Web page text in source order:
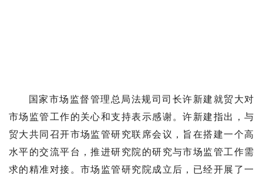
国家市场监督管理总局法规司司长许新建就贸大对
市场监管工作的关心和支持表示感谢。许新建指出，与
贸大共同召开市场监管研究联席会议，旨在搭建一个高
水平的交流平台，推进研究院的研究与市场监管工作需
求的精准对接。市场监管研究院成立后，已经开展了一